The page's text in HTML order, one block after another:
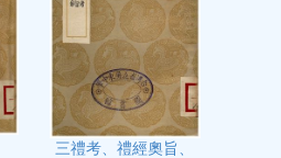
三禮考、禮經奧旨、